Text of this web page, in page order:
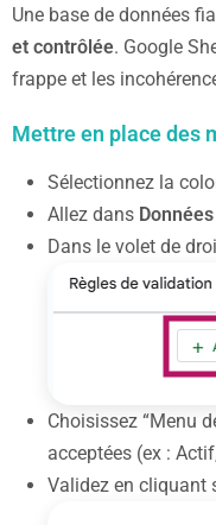
Une base de données
et contrôlée. Google
frappe et les
Mettre en place des
Sélectionnez la
Allez dans
Dans le volet de
Choisissez “Menu
acceptées (ex :
Validez en cliquant